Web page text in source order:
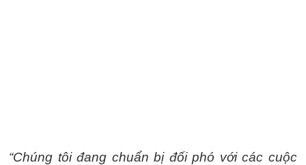
“Chúng tôi đang chuẩn bị đối phó với các cuộc